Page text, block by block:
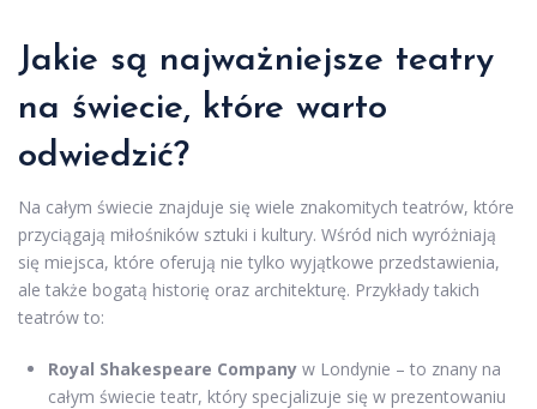
Jakie są najważniejsze teatry
na świecie, które warto
odwiedzić?
Na całym świecie znajduje się wiele znakomitych teatrów, które
przyciągają miłośników sztuki i kultury. Wśród nich wyróżniają
się miejsca, które oferują nie tylko wyjątkowe przedstawienia,
ale także bogatą historię oraz architekturę. Przykłady takich
teatrów to:
Royal Shakespeare Company w Londynie – to znany na
całym świecie teatr, który specjalizuje się w prezentowaniu